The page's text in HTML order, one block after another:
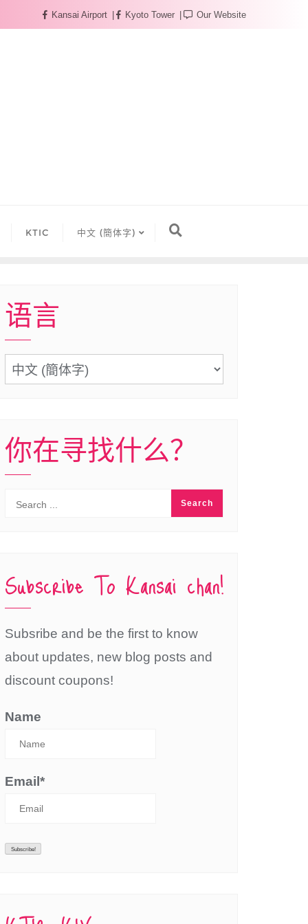
Kansai Airport Kyoto Tower Our Website
KTIC 中文 (簡体字)
语言
语
言
你在寻找什么？
Subscribe To Kansai chan!
Subsribe and be the first to know
about updates, new blog posts and
discount coupons!
Name
Email*